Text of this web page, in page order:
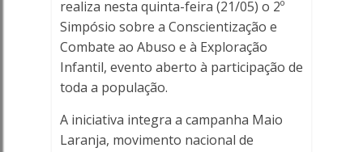
Ferreira
Online
-
Porto
realiza nesta quinta-feira (21/05) o 2º
Simpósio sobre a Conscientização e
Combate ao Abuso e à Exploração
Infantil, evento aberto à participação de
toda a população.
A iniciativa integra a campanha Maio
Laranja, movimento nacional de